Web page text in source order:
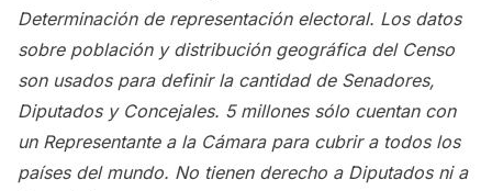
Determinación de representación electoral. Los datos
sobre población y distribución geográfica del Censo
son usados para definir la cantidad de Senadores,
Diputados y Concejales. 5 millones sólo cuentan con
un Representante a la Cámara para cubrir a todos los
países del mundo. No tienen derecho a Diputados ni a